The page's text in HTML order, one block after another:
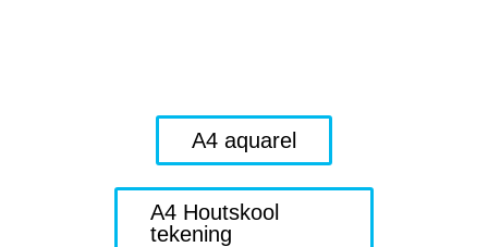
A4 aquarel
A4 Houtskool
tekening